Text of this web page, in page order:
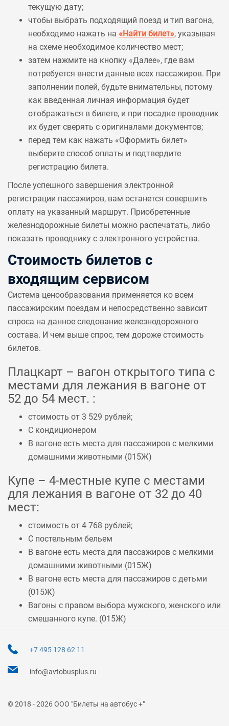
текущую дату;
чтобы выбрать подходящий поезд и тип вагона,
необходимо нажать на «Найти билет», указывая
на схеме необходимое количество мест;
затем нажмите на кнопку «Далее», где вам
потребуется внести данные всех пассажиров. При
заполнении полей, будьте внимательны, потому
как введенная личная информация будет
отображаться в билете, и при посадке проводник
их будет сверять с оригиналами документов;
перед тем как нажать «Оформить билет»
выберите способ оплаты и подтвердите
регистрацию билета.
После успешного завершения электронной
регистрации пассажиров, вам останется совершить
оплату на указанный маршрут. Приобретенные
железнодорожные билеты можно распечатать, либо
показать проводнику с электронного устройства.
Стоимость билетов с
входящим сервисом
Система ценообразования применяется ко всем
пассажирским поездам и непосредственно зависит
спроса на данное следование железнодорожного
состава. И чем выше спрос, тем дороже стоимость
билетов.
Плацкарт – вагон открытого типа с
местами для лежания в вагоне от
52 до 54 мест. :
стоимость от 3 529 рублей;
С кондиционером
В вагоне есть места для пассажиров с мелкими
домашними животными (015Ж)
Купе – 4-местные купе с местами
для лежания в вагоне от 32 до 40
мест:
стоимость от 4 768 рублей;
С постельным бельем
В вагоне есть места для пассажиров с мелкими
домашними животными (015Ж)
В вагоне есть места для пассажиров с детьми
(015Ж)
Вагоны с правом выбора мужского, женского или
смешанного купе. (015Ж)
+7 495 128 62 11
info@avtobusplus.ru
© 2018 - 2026 ООО "Билеты на автобус +"